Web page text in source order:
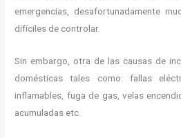
emergencias, desafortunadamente
difíciles de controlar.
Sin embargo, otra de las causas de
domésticas tales como: fallas
inflamables, fuga de gas, velas
acumuladas etc.